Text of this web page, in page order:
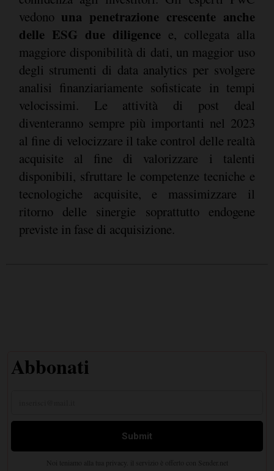
vedono una penetrazione crescente anche
delle ESG due diligence e, collegata alla
maggiore disponibilità di dati, un maggior uso
degli strumenti di data analytics per svolgere
analisi finanziariamente sofisticate in tempi
velocissimi. Le attività di post deal
diventeranno sempre più importanti nel 2023
al fine di velocizzare il take control delle realtà
acquisite al fine di valorizzare i talenti
disponibili, sfruttare le competenze tecniche e
tecnologiche acquisite, e massimizzare il
ritorno delle sinergie soprattutto endogene
previste in fase di acquisizione.